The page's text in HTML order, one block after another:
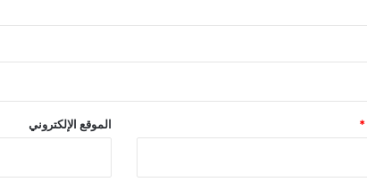
* الموقع الإلكتروني